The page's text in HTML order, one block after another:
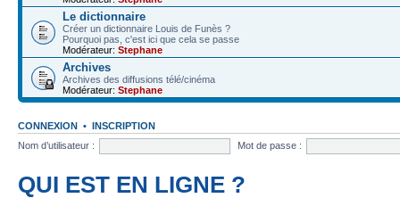
Le dictionnaire
Créer un dictionnaire Louis de Funès ?
Pourquoi pas, c'est ici que cela se passe
Modérateur: Stephane
Archives
Archives des diffusions télé/cinéma
Modérateur: Stephane
CONNEXION • INSCRIPTION
Nom d’utilisateur :
Mot de passe :
QUI EST EN LIGNE ?